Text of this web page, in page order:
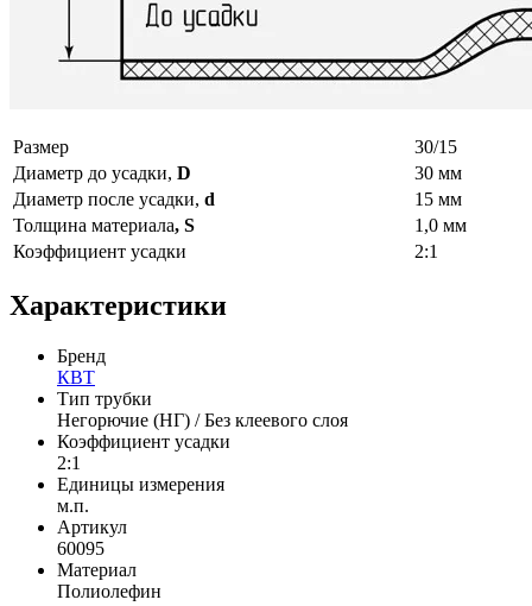
Размер
30/15
Диаметр до усадки, D
30 мм
Диаметр после усадки, d
15 мм
Толщина материала, S
1,0 мм
Коэффициент усадки
2:1
Характеристики
Бренд
КВТ
Тип трубки
Негорючие (НГ) / Без клеевого слоя
Коэффициент усадки
2:1
Единицы измерения
м.п.
Артикул
60095
Материал
Полиолефин